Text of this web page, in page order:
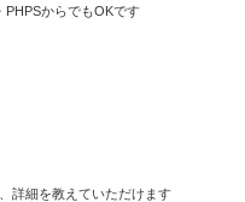
PHPSからでもOKです
詳細を教えていただけます